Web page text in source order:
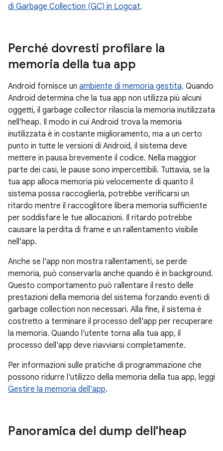
di Garbage Collection (GC) in Logcat.
Perché dovresti profilare la
memoria della tua app
Android fornisce un ambiente di memoria gestita. Quando
Android determina che la tua app non utilizza più alcuni
oggetti, il garbage collector rilascia la memoria inutilizzata
nell'heap. Il modo in cui Android trova la memoria
inutilizzata è in costante miglioramento, ma a un certo
punto in tutte le versioni di Android, il sistema deve
mettere in pausa brevemente il codice. Nella maggior
parte dei casi, le pause sono impercettibili. Tuttavia, se la
tua app alloca memoria più velocemente di quanto il
sistema possa raccoglierla, potrebbe verificarsi un
ritardo mentre il raccoglitore libera memoria sufficiente
per soddisfare le tue allocazioni. Il ritardo potrebbe
causare la perdita di frame e un rallentamento visibile
nell'app.
Anche se l'app non mostra rallentamenti, se perde
memoria, può conservarla anche quando è in background.
Questo comportamento può rallentare il resto delle
prestazioni della memoria del sistema forzando eventi di
garbage collection non necessari. Alla fine, il sistema è
costretto a terminare il processo dell'app per recuperare
la memoria. Quando l'utente torna alla tua app, il
processo dell'app deve riavviarsi completamente.
Per informazioni sulle pratiche di programmazione che
possono ridurre l'utilizzo della memoria della tua app, leggi
Gestire la memoria dell'app.
Panoramica del dump dell'heap